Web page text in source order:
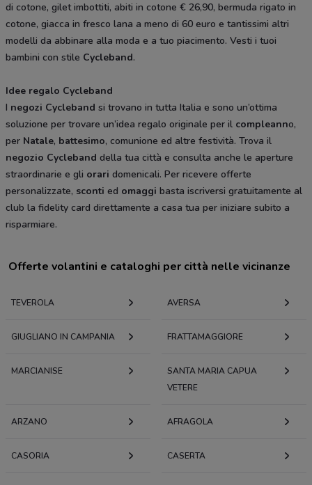
di cotone, gilet imbottiti, abiti in cotone € 26,90, bermuda rigato in
cotone, giacca in fresco lana a meno di 60 euro e tantissimi altri
modelli da abbinare alla moda e a tuo piacimento. Vesti i tuoi
bambini con stile Cycleband.
Idee regalo Cycleband
I negozi Cycleband si trovano in tutta Italia e sono un’ottima
soluzione per trovare un’idea regalo originale per il compleanno,
per Natale, battesimo, comunione ed altre festività. Trova il
negozio Cycleband della tua città e consulta anche le aperture
straordinarie e gli orari domenicali. Per ricevere offerte
personalizzate, sconti ed omaggi basta iscriversi gratuitamente al
club la fidelity card direttamente a casa tua per iniziare subito a
risparmiare.
Offerte volantini e cataloghi per città nelle vicinanze
TEVEROLA AVERSA
GIUGLIANO IN CAMPANIA FRATTAMAGGIORE
MARCIANISE
SANTA MARIA CAPUA
VETERE
ARZANO AFRAGOLA
CASORIA CASERTA